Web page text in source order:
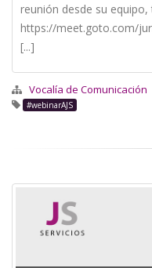
reunión desde su
https://meet.goto.com/
[...]
Vocalía de Comunicación
#webinarAJS